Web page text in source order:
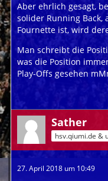
Aber ehrlich gesagt,
solider Running Back,
Fournette ist, wird
Man schreibt die
was die Position
Play-Offs gesehen
Sather
27. April 2018 um 10:49